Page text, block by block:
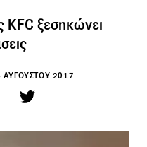
KFC ξεσηκώνει
ΑΥΓΟΥΣΤΟΥ 2017